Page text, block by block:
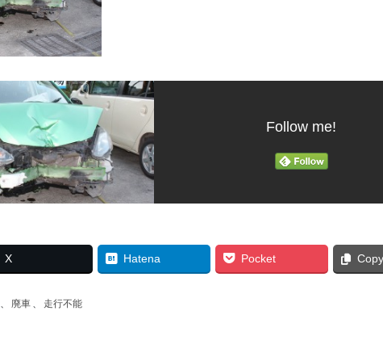
Follow me!
X Hatena Pocket Copy
、 廃車 、 走行不能